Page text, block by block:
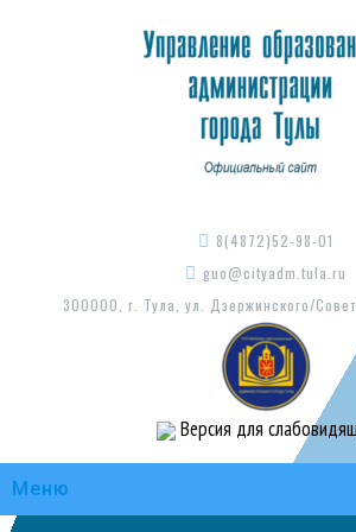
8(4872)52-98-01
guo@cityadm.tula.ru
300000, г. Тула, ул. Дзержинского/
Версия для
Меню